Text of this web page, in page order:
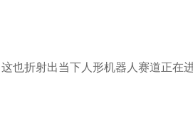
也折射出当下人形机器人赛道正